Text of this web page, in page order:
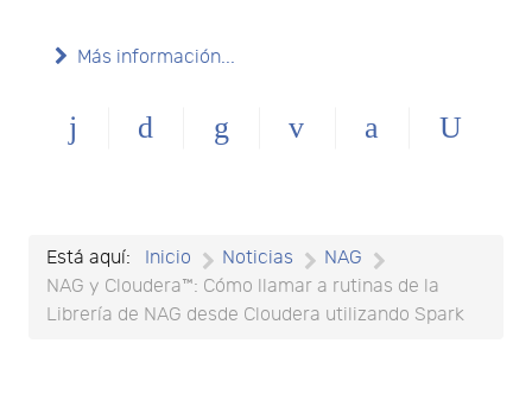
Más información...
Está aquí: Inicio Noticias
NAG
NAG y Cloudera™: Cómo llamar a rutinas de la
Librería de NAG desde Cloudera utilizando Spark